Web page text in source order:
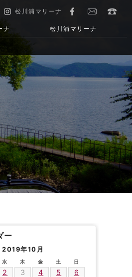
松川浦マリーナ
ナ 松川浦マリーナ
ー
2019年10月
水 木 金 土 日
2 3 4 5
6